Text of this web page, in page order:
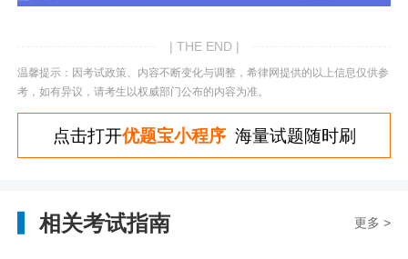
| THE END |
温馨提示：因考试政策、内容不断变化与调整，希律网提供的以上信息仅供参
考，如有异议，请考生以权威部门公布的内容为准。
点击打开优题宝小程序海量试题随时刷
相关考试指南 更多 >